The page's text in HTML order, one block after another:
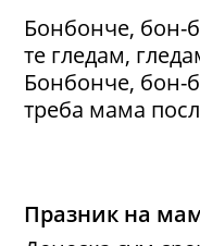
Бонбонче, бон-
те гледам,
Бонбонче, бон-
треба мама
Празник на